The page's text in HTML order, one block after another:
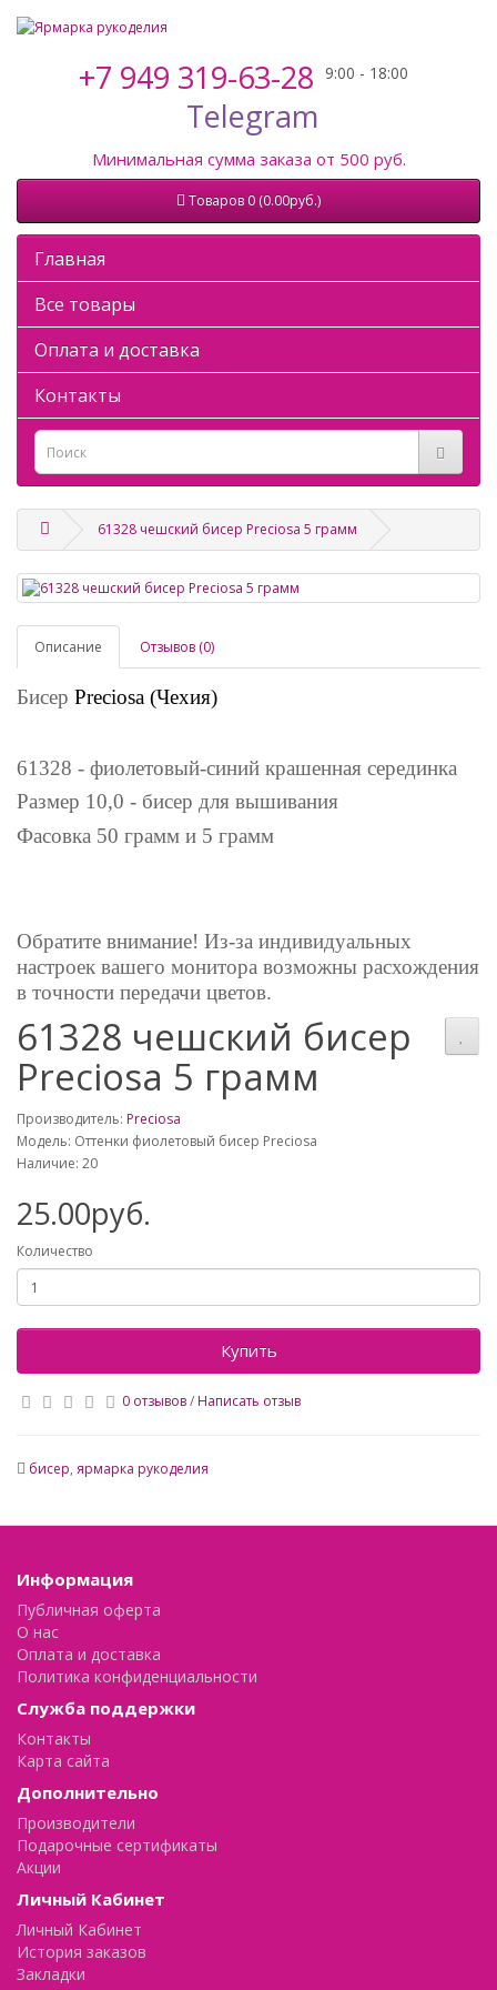
+7 949 319-63-28
Telegram
Минимальная сумма заказа от 500 руб.
Товаров 0 (0.00руб.)
Главная
Все товары
Оплата и доставка
Контакты
61328 чешский бисер Preciosa 5 грамм
Описание Отзывов (0)
Бисер Preciosa (Чехия)
61328 - фиолетовый-синий крашенная серединка
Размер 10,0 - бисер для вышивания
Фасовка 50 грамм и 5 грамм
Обратите внимание! Из-за индивидуальных
настроек вашего монитора возможны расхождения
в точности передачи цветов.
61328 чешский бисер
Preciosa 5 грамм
Производитель: Preciosa
Модель: Оттенки фиолетовый бисер Preciosa
Наличие: 20
25.00руб.
Количество
Купить
0 отзывов/ Написать отзыв
бисер, ярмарка рукоделия
Информация
Публичная оферта
О нас
Оплата и доставка
Политика конфиденциальности
Служба поддержки
Контакты
Карта сайта
Дополнительно
Производители
Подарочные сертификаты
Акции
Личный Кабинет
Личный Кабинет
История заказов
Закладки